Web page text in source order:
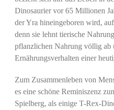
Dinosaurier vor 65 Millionen
der Yra hineingeboren wird,
denn sie lehnt tierische
pflanzlichen Nahrung völlig ab
Ernährungsverhalten einer
Zum Zusammenleben von
es eine schöne Reminiszenz
Spielberg, als einige T-Rex-